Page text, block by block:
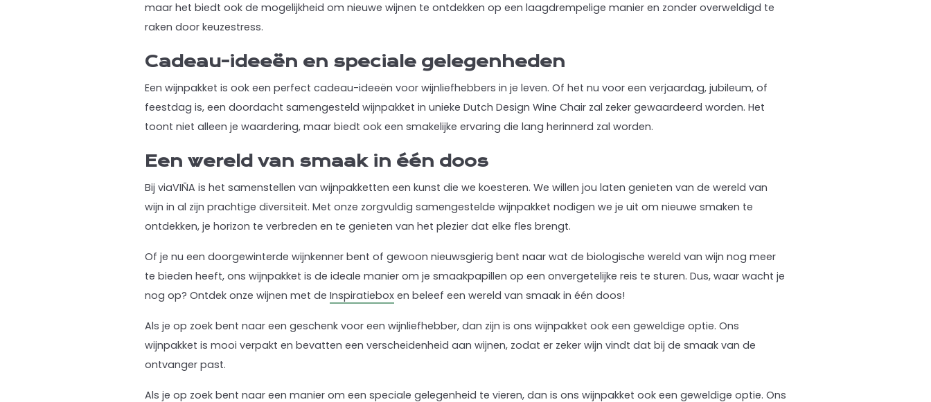
maar het biedt ook de mogelijkheid om nieuwe wijnen te ontdekken op een laagdrempelige manier en zonder overweldigd te
raken door keuzestress.
Cadeau-ideeën en speciale gelegenheden
Een wijnpakket is ook een perfect cadeau-ideeën voor wijnliefhebbers in je leven. Of het nu voor een verjaardag, jubileum, of
feestdag is, een doordacht samengesteld wijnpakket in unieke Dutch Design Wine Chair zal zeker gewaardeerd worden. Het
toont niet alleen je waardering, maar biedt ook een smakelijke ervaring die lang herinnerd zal worden.
Een wereld van smaak in één doos
Bij viaVIÑA is het samenstellen van wijnpakketten een kunst die we koesteren. We willen jou laten genieten van de wereld van
wijn in al zijn prachtige diversiteit. Met onze zorgvuldig samengestelde wijnpakket nodigen we je uit om nieuwe smaken te
ontdekken, je horizon te verbreden en te genieten van het plezier dat elke fles brengt.
Of je nu een doorgewinterde wijnkenner bent of gewoon nieuwsgierig bent naar wat de biologische wereld van wijn nog meer
te bieden heeft, ons wijnpakket is de ideale manier om je smaakpapillen op een onvergetelijke reis te sturen. Dus, waar wacht je
nog op? Ontdek onze wijnen met de Inspiratiebox en beleef een wereld van smaak in één doos!
Als je op zoek bent naar een geschenk voor een wijnliefhebber, dan zijn is ons wijnpakket ook een geweldige optie. Ons
wijnpakket is mooi verpakt en bevatten een verscheidenheid aan wijnen, zodat er zeker wijn vindt dat bij de smaak van de
ontvanger past.
Als je op zoek bent naar een manier om een speciale gelegenheid te vieren, dan is ons wijnpakket ook een geweldige optie. Ons